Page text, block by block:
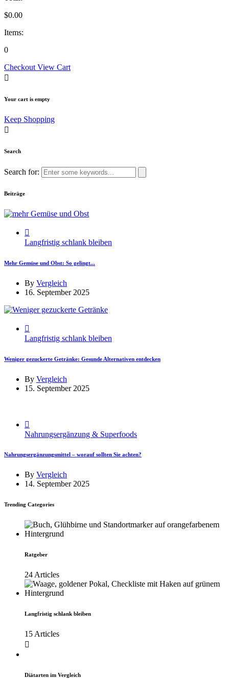
$0.00
Items:
0
Checkout View Cart
Your cart is empty
Keep Shopping
Search
Search for:
Beiträge
Langfristig schlank bleiben
Mehr Gemüse und Obst: So gelingt...
By Vergleich
16. September 2025
Langfristig schlank bleiben
Weniger gezuckerte Getränke: Gesunde Alternativen entdecken
By Vergleich
15. September 2025
Nahrungsergänzung & Superfoods
Nahrungsergänzungsmittel – worauf sollten Sie achten?
By Vergleich
14. September 2025
Trending Categories
Ratgeber
24 Articles
Langfristig schlank bleiben
15 Articles
Diätarten im Vergleich